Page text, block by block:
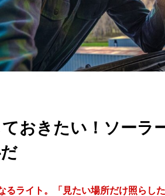
おきたい！ソーラ
るライト。「見たい場所だけ照らし